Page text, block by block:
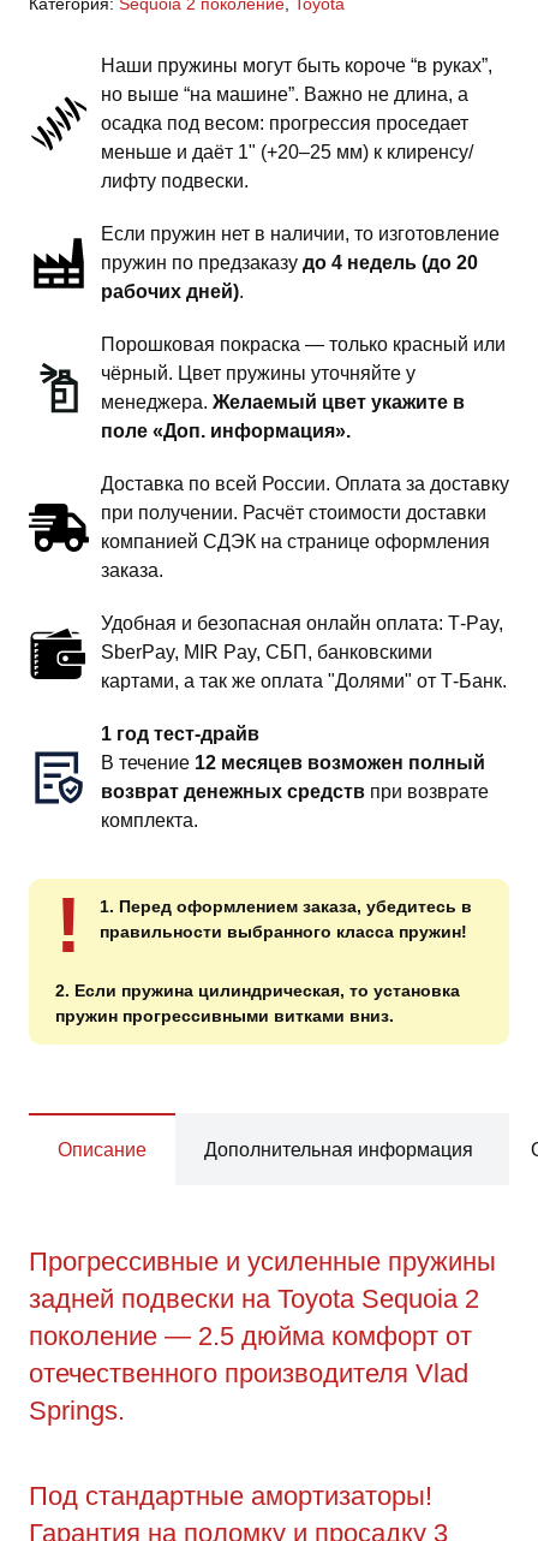
2
пружины
задней
дюйма
комфорт
Наши пружины могут быть короче “в руках”,
но выше “на машине”. Важно не длина, а
осадка под весом: прогрессия проседает
меньше и даёт 1" (+20–25 мм) к клиренсу/
лифту подвески.
Если пружин нет в наличии, то изготовление
пружин по предзаказу до 4 недель (до 20
рабочих дней).
Порошковая покраска — только красный или
чёрный. Цвет пружины уточняйте у
менеджера. Желаемый цвет укажите в
поле «Доп. информация».
Доставка по всей России. Оплата за доставку
при получении. Расчёт стоимости доставки
компанией СДЭК на странице оформления
заказа.
Удобная и безопасная онлайн оплата: T‑Pay,
SberPay, MIR Pay, СБП, банковскими
картами, а так же оплата "Долями" от Т-Банк.
1 год тест-драйв
В течение 12 месяцев возможен полный
возврат денежных средств при возврате
комплекта.
!
1. Перед оформлением заказа, убедитесь в
правильности выбранного класса пружин!
2. Если пружина цилиндрическая, то установка
пружин прогрессивными витками вниз.
Описание Дополнительная информация
Прогрессивные и усиленные пружины
задней подвески на Toyota Sequoia 2
поколение — 2.5 дюйма комфорт от
отечественного производителя Vlad
Springs.
Под стандартные амортизаторы!
Гарантия на поломку и просадку 3